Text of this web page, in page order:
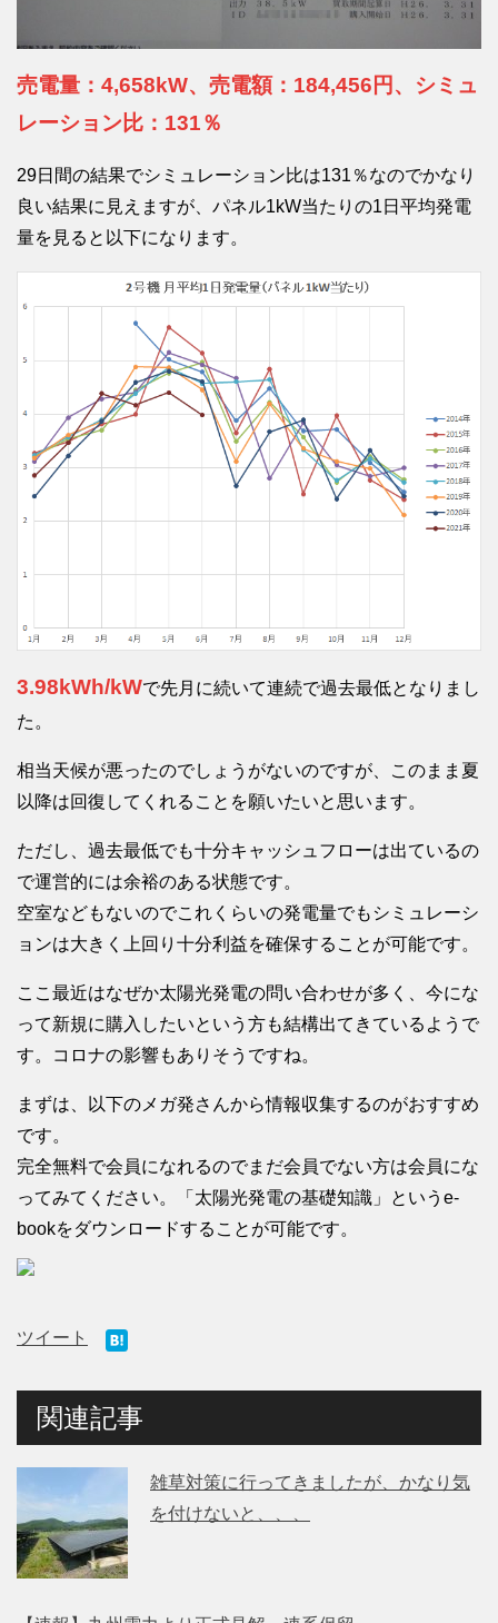
売電量：4,658kW、売電額：184,456円、シミュ
レーション比：131％
29日間の結果でシミュレーション比は131％なのでかなり
良い結果に見えますが、パネル1kW当たりの1日平均発電
量を見ると以下になります。
3.98kWh/kWで先月に続いて連続で過去最低となりまし
た。
相当天候が悪ったのでしょうがないのですが、このまま夏
以降は回復してくれることを願いたいと思います。
ただし、過去最低でも十分キャッシュフローは出ているの
で運営的には余裕のある状態です。
空室などもないのでこれくらいの発電量でもシミュレーシ
ョンは大きく上回り十分利益を確保することが可能です。
ここ最近はなぜか太陽光発電の問い合わせが多く、今にな
って新規に購入したいという方も結構出てきているようで
す。コロナの影響もありそうですね。
まずは、以下のメガ発さんから情報収集するのがおすすめ
です。
完全無料で会員になれるのでまだ会員でない方は会員にな
ってみてください。「太陽光発電の基礎知識」というe-
bookをダウンロードすることが可能です。
ツイート
関連記事
雑草対策に行ってきましたが、かなり気
を付けないと、、、